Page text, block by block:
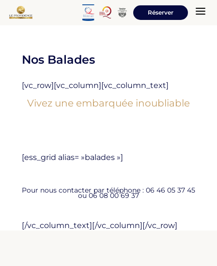
Réserver a
Nos Balades
[vc_row][vc_column][vc_column_text]
Vivez une embarquée inoubliable
[ess_grid alias= »balades »]
Pour nous contacter par téléphone : 06 46 05 37 45
ou 06 08 00 69 37
[/vc_column_text][/vc_column][/vc_row]